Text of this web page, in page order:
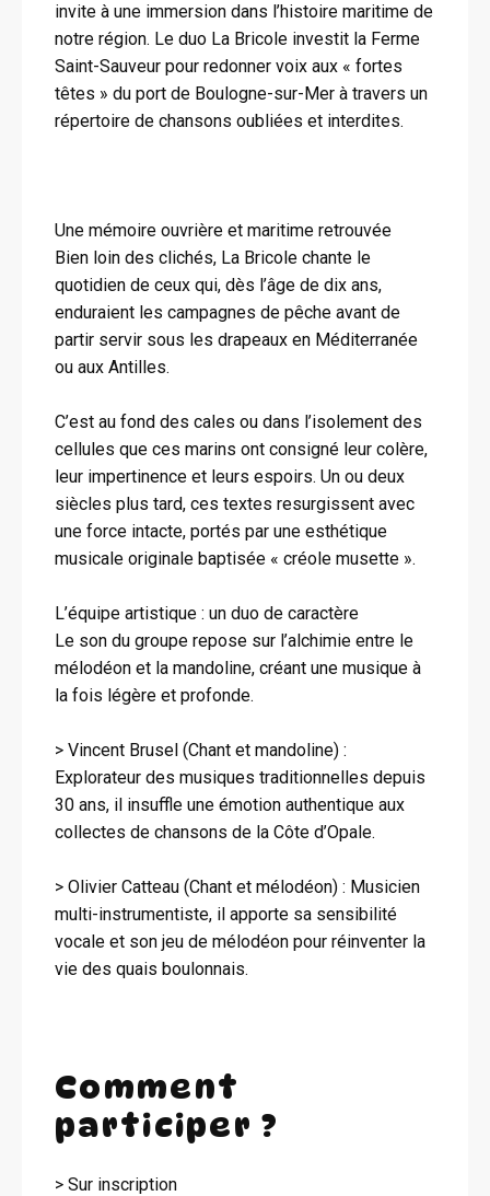
invite à une immersion dans l’histoire maritime de
notre région. Le duo La Bricole investit la Ferme
Saint-Sauveur pour redonner voix aux « fortes
têtes » du port de Boulogne-sur-Mer à travers un
répertoire de chansons oubliées et interdites.
Une mémoire ouvrière et maritime retrouvée
Bien loin des clichés, La Bricole chante le
quotidien de ceux qui, dès l’âge de dix ans,
enduraient les campagnes de pêche avant de
partir servir sous les drapeaux en Méditerranée
ou aux Antilles.
C’est au fond des cales ou dans l’isolement des
cellules que ces marins ont consigné leur colère,
leur impertinence et leurs espoirs. Un ou deux
siècles plus tard, ces textes resurgissent avec
une force intacte, portés par une esthétique
musicale originale baptisée « créole musette ».
L’équipe artistique : un duo de caractère
Le son du groupe repose sur l’alchimie entre le
mélodéon et la mandoline, créant une musique à
la fois légère et profonde.
> Vincent Brusel (Chant et mandoline) :
Explorateur des musiques traditionnelles depuis
30 ans, il insuffle une émotion authentique aux
collectes de chansons de la Côte d’Opale.
> Olivier Catteau (Chant et mélodéon) : Musicien
multi-instrumentiste, il apporte sa sensibilité
vocale et son jeu de mélodéon pour réinventer la
vie des quais boulonnais.
Comment
participer ?
> Sur inscription